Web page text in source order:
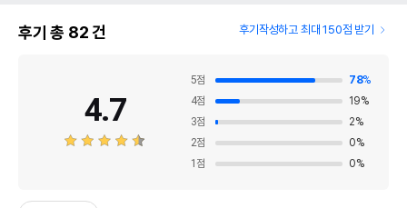
후기 총 82건 후기작성하고 최대 150점 받기
4.7
5점 78%
4점 19%
3점 2%
2점 0%
1 점 0%